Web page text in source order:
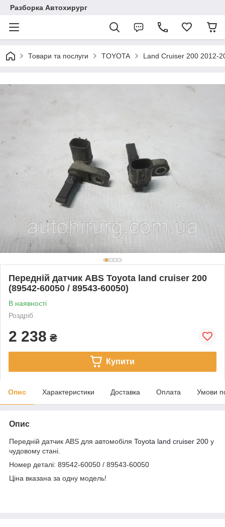
Разборка Автохирург
Товари та послуги TOYOTA Land Cruiser 200 2012-
Передній датчик ABS Toyota land cruiser 200
(89542-60050 / 89543-60050)
В наявності
Роздріб
2 238 ₴
Купити
Опис Характеристики Доставка Оплата Умови
Опис
Передній датчик ABS для автомобіля Toyota land cruiser 200 у
чудовому стані.
Номер деталі: 89542-60050 / 89543-60050
Ціна вказана за одну модель!